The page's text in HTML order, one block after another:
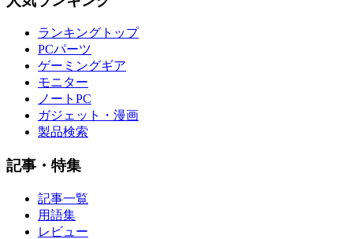
ランキングトップ
PCパーツ
ゲーミングギア
モニター
ノートPC
ガジェット・漫画
製品検索
記事・特集
記事一覧
用語集
レビュー